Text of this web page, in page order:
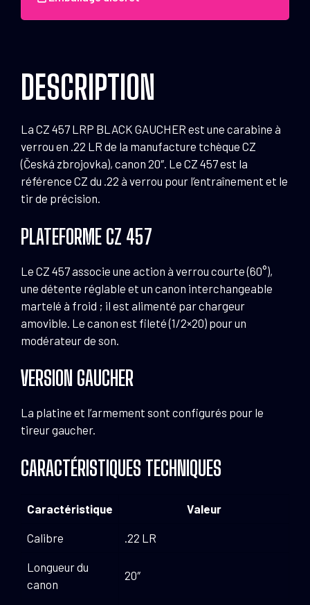
1/2x20
DESCRIPTION
La CZ 457 LRP BLACK GAUCHER est une carabine à
verrou en .22 LR de la manufacture tchèque CZ
(Česká zbrojovka), canon 20″. Le CZ 457 est la
référence CZ du .22 à verrou pour l’entraînement et le
tir de précision.
PLATEFORME CZ 457
Le CZ 457 associe une action à verrou courte (60°),
une détente réglable et un canon interchangeable
martelé à froid ; il est alimenté par chargeur
amovible. Le canon est fileté (1/2×20) pour un
modérateur de son.
VERSION GAUCHER
La platine et l’armement sont configurés pour le
tireur gaucher.
CARACTÉRISTIQUES TECHNIQUES
Caractéristique Valeur
Calibre .22 LR
Longueur du
canon
20″